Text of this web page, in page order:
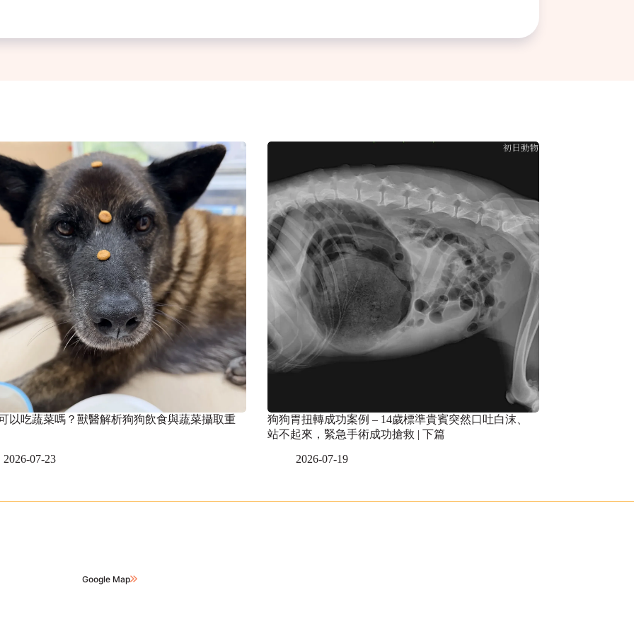
以吃蔬菜嗎？獸醫解析狗狗飲食與蔬菜攝取重
2026-07-23
狗狗胃扭轉成功案例 – 14歲標準貴賓突然口吐白沫、
站不起來，緊急手術成功搶救 | 下篇
2026-07-19
Google Map